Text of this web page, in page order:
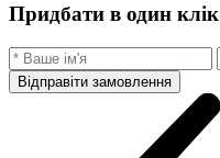
Придбати в один клік
Відправіти замовлення